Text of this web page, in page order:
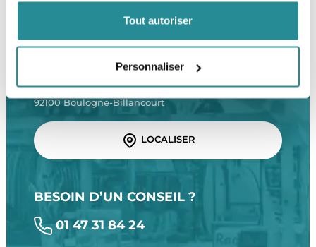
Tout autoriser
Personnaliser
LE SHOP
28 rue de l'Est
92100 Boulogne-Billancourt
LOCALISER
BESOIN D’UN CONSEIL ?
01 47 31 84 24